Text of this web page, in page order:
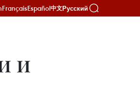
FrançaisEspañol中文Русский
и